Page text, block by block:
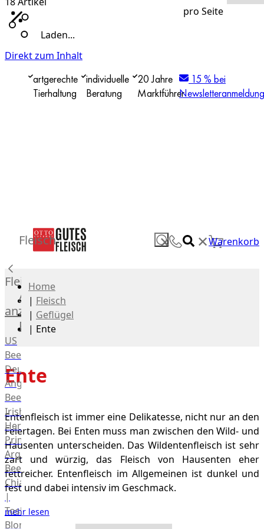
Laden...
Direkt zum Inhalt
artgerechte
Tierhaltung
individuelle
Beratung
20 Jahre
Marktführer
15 % bei
Newsletteranmeldung
✕ ✕Warenkorb
Fleisch
Fleisch
Alle
anzeigen
Rind
US
Beef
Deutsches
Angus
Beef
Irish
Hereford
Prime
Argentina
Beef
Chianina
|
Toskana
Blonda
Home
| Fleisch
| Geflügel
| Ente
Ente
Entenfleisch ist immer eine Delikatesse, nicht nur an den
Feiertagen. Bei Enten muss man zwischen den Wild- und
Hausenten unterscheiden. Das Wildentenfleisch ist sehr
zart und würzig, das Fleisch von Hausenten eher
fettreicher. Entenfleisch im Allgemeinen ist dunkel und
fest und dabei intensiv im Geschmack.
mehr lesen
pro Seite